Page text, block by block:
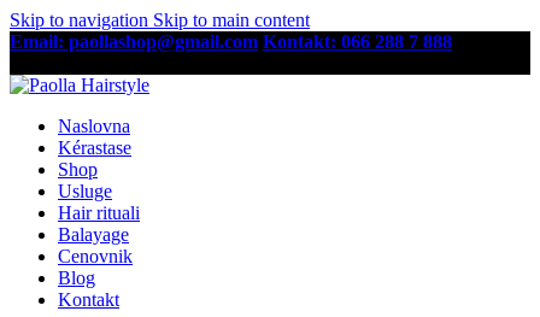
Skip to navigation Skip to main content
Email: paollashop@gmail.com Kontakt: 066 288 7 888
Naslovna
Kérastase
Shop
Usluge
Hair rituali
Balayage
Cenovnik
Blog
Kontakt